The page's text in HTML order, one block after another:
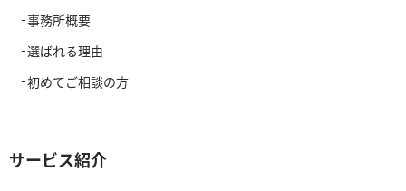
事務所概要
選ばれる理由
初めてご相談の方
サービス紹介